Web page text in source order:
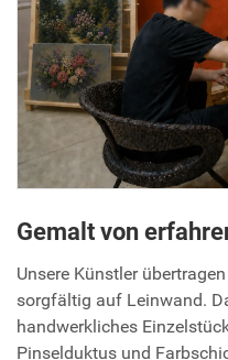
Gemalt von
Unsere Künstler
sorgfältig auf Leinwand.
handwerkliches
Pinselduktus und